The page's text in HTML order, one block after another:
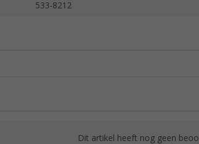
533-8212
Dit artikel heeft nog geen